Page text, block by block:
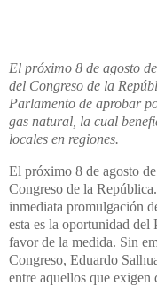
El próximo 8 de agosto
del Congreso de la
Parlamento de aprobar
gas natural, la cual
locales en regiones.
El próximo 8 de agosto
Congreso de la
inmediata promulgación
esta es la oportunidad del
favor de la medida. Sin
Congreso, Eduardo
entre aquellos que exigen